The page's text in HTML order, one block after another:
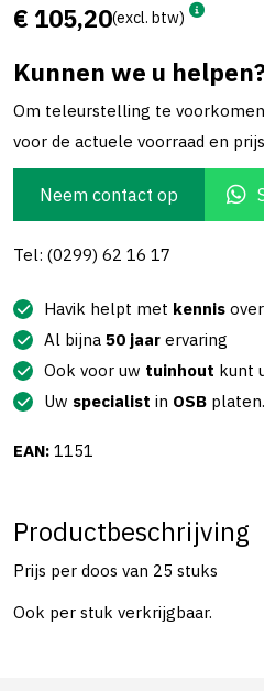
€ 105,20(excl. btw)
Kunnen we u
Om teleurstelling te
voor de actuele voorraad en
Neem contact op
Tel: (0299) 62 16 17
Havik helpt met kennis
Al bijna 50 jaar ervaring
Ook voor uw tuinhout kunt
Uw specialist in OSB platen.
EAN: 1151
Productbeschrijving
Prijs per doos van 25 stuks
Ook per stuk verkrijgbaar.